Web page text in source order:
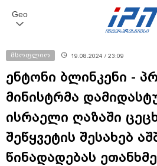
Geo
მსოფლიო 19.08.2024 / 23:09
ენტონი ბლინკენი -
მინისტრმა
ისრაელი ღაზაში
შეწყვეტის შესახებ
წინადადებას